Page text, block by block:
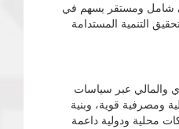
شامل ومستقر يسهم في
التنمية المستدامة
والمالي عبر سياسات
ومصرفية قوية، وبنية
محلية ودولية داعمة